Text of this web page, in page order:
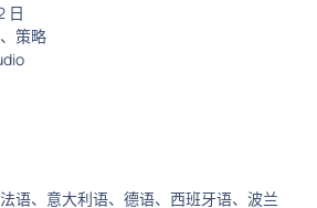
日
策略
语、意大利语、德语、西班牙语、波兰